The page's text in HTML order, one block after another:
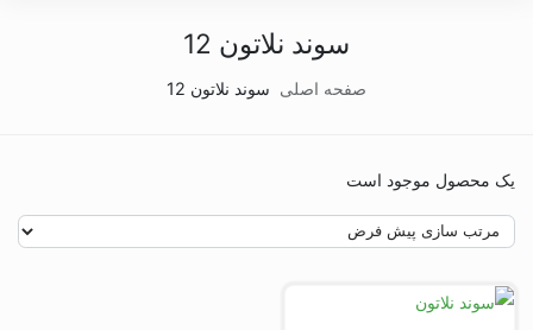
سوند نلاتون 12
صفحه اصلی سوند نلاتون 12
یک محصول موجود است